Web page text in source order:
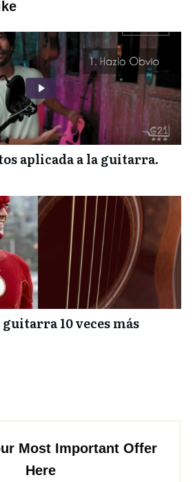
aplicada a la guitarra.
10 veces más
Most Important Offer
Here